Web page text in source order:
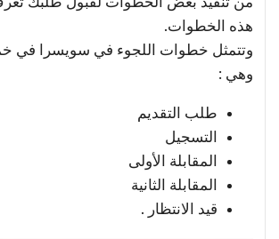
هذه الخطوات.
وتتمثل خطوات اللجوء في سويسرا
وهي :
طلب التقديم
التسجيل
المقابلة الأولى
المقابلة الثانية
قيد الانتظار .